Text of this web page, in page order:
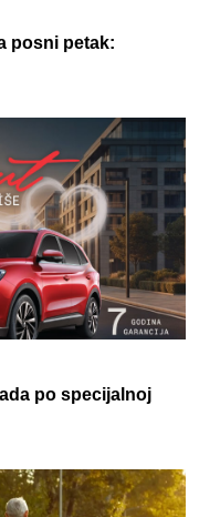
posni petak:
po specijalnoj